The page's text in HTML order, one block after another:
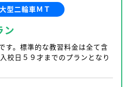
大型二輪車ＭＴ
ン
す。標準的な教習料金は全て含
校日５９才までのプランとなり